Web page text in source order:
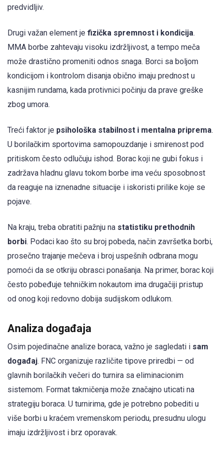
predvidljiv.
Drugi važan element je fizička spremnost i kondicija.
MMA borbe zahtevaju visoku izdržljivost, a tempo meča
može drastično promeniti odnos snaga. Borci sa boljom
kondicijom i kontrolom disanja obično imaju prednost u
kasnijim rundama, kada protivnici počinju da prave greške
zbog umora.
Treći faktor je psihološka stabilnost i mentalna priprema.
U borilačkim sportovima samopouzdanje i smirenost pod
pritiskom često odlučuju ishod. Borac koji ne gubi fokus i
zadržava hladnu glavu tokom borbe ima veću sposobnost
da reaguje na iznenadne situacije i iskoristi prilike koje se
pojave.
Na kraju, treba obratiti pažnju na statistiku prethodnih
borbi. Podaci kao što su broj pobeda, način završetka borbi,
prosečno trajanje mečeva i broj uspešnih odbrana mogu
pomoći da se otkriju obrasci ponašanja. Na primer, borac koji
često pobeđuje tehničkim nokautom ima drugačiji pristup
od onog koji redovno dobija sudijskom odlukom.
Analiza događaja
Osim pojedinačne analize boraca, važno je sagledati i sam
događaj. FNC organizuje različite tipove priredbi — od
glavnih borilačkih večeri do turnira sa eliminacionim
sistemom. Format takmičenja može značajno uticati na
strategiju boraca. U turnirima, gde je potrebno pobediti u
više borbi u kraćem vremenskom periodu, presudnu ulogu
imaju izdržljivost i brz oporavak.